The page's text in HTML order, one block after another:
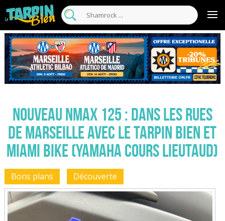
Nouveau NMax 125 : dans les rues
de Marseille avec le Tarpin Bien et
Miami Bike (Yamaha cours lieutaud)
Bons plans Découverte